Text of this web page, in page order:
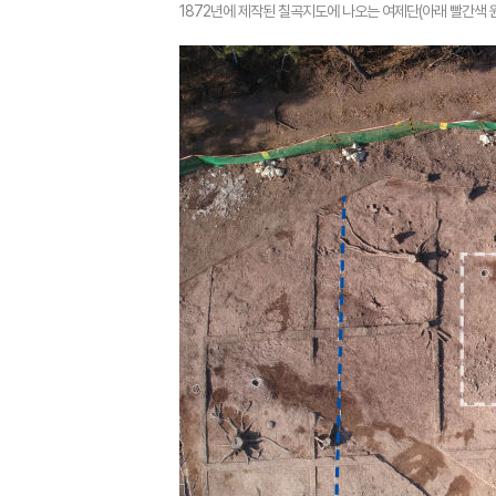
1872년에 제작된 칠곡지도에 나오는 여제단(아래 빨간색